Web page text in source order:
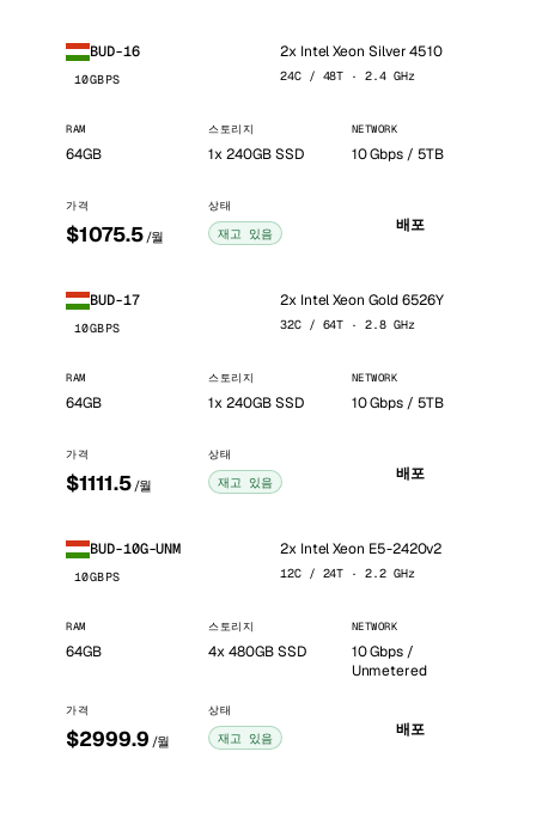
BUD-16
10GBPS
2x Intel Xeon Silver 4510
24C / 48T · 2.4 GHz
RAM
64GB
스토리지
1x 240GB SSD
NETWORK
10 Gbps / 5TB
가격
$1075.5 /월
상태
재고 있음 배포
BUD-17
10GBPS
2x Intel Xeon Gold 6526Y
32C / 64T · 2.8 GHz
RAM
64GB
스토리지
1x 240GB SSD
NETWORK
10 Gbps / 5TB
가격
$1111.5 /월
상태
재고 있음 배포
BUD-10G-UNM
10GBPS
2x Intel Xeon E5-2420v2
12C / 24T · 2.2 GHz
RAM
64GB
스토리지
4x 480GB SSD
NETWORK
10 Gbps /
Unmetered
가격
$2999.9 /월
상태
재고 있음 배포